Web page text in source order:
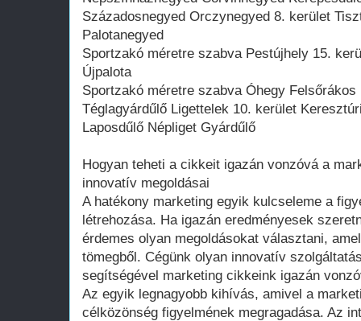
Századosnegyed Orczynegyed 8. kerület
Palotanegyed
Sportzakó méretre szabva Pestújhely 15.
Újpalota
Sportzakó méretre szabva Óhegy
Téglagyárdűlő Ligettelek 10. kerület
Laposdűlő Népliget Gyárdűlő
Hogyan teheti a cikkeit igazán vonzóvá a
innovatív megoldásai
A hatékony marketing egyik kulcseleme a
létrehozása. Ha igazán eredményesek
érdemes olyan megoldásokat választani,
tömegből. Cégünk olyan innovatív
segítségével marketing cikkeink igazán
Az egyik legnagyobb kihívás, amivel a
célközönség figyelmének megragadása. Az